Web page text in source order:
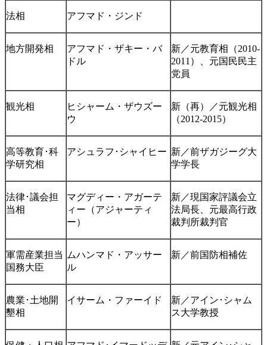
法相 アフマド・ジンド
地方開発相
アフマド・ザキー・バ
ドル
新／元教育相（2010-
2011）、元国民民主
党員
観光相
ヒシャーム・ザウズー
ウ
新（再）／元観光相
（2012-2015）
高等教育･科
学研究相
アシュラフ･シャイヒー 新／前ザガジーグ大
学学長
法律･議会担
当相
マグディー・アガーテ
ィー（アジャーティ
ー）
新／現国家評議会立
法局長、元最高行政
裁判所裁判官
軍需産業担当
国務大臣
ムハンマド・アッサー
ル
新／前国防相補佐
農業･土地開
墾相
イサーム・ファーイド
新／アイン･シャム
ス大学教授